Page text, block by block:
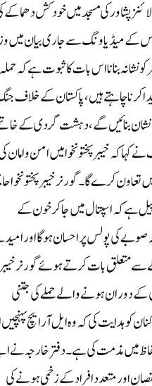
پشاور کی مسجد میں خود کش دھماکے
کے میڈیا ونگ سے جاری بیان میں
نشانہ بنانا اس بات کا ثبوت ہے کہ حملہ
کرنا چاہتے ہیں، پاکستان کے خلاف
نشان بنائیں گے ، دہشت گردی کے
کہ خیبرپختونخوا میں امن وامان
کرے گا۔گورنر خیبرپختونخوا
ہے کہ اسپتال میں جا کر خون کے
کی پولس پر احسان ہوگا اور
سے متعلق بات کرتے ہوئے گورنر
کے دوران ہونے والے حملے کی جتنی
کو ہدایت کی کہ وہ ایل آر ایچ
میں مذمت کی ہے۔ دفترخارجہ نے
اور متعدد افراد کے زخمی ہونے کی